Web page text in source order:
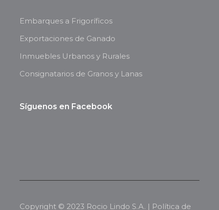
Embarques a Frigoríficos
Exportaciones de Ganado
Inmuebles Urbanos y Rurales
Consignatarios de Granos y Lanas
Síguenos en Facebook
Copyright © 2023 Rocio Lindo S.A. | Política de